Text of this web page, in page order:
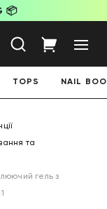
📦
TOPS NAIL
та
гель з